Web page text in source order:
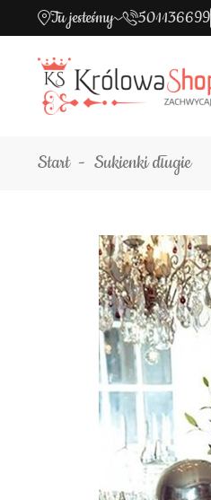
Tu jesteśmy 501136699
Start Sukienki długie